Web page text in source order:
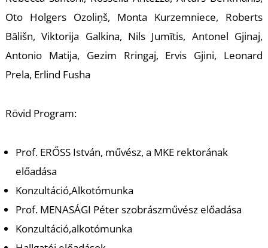
Oto Holgers Ozoliņš, Monta Kurzemniece, Roberts
Bālišn, Viktorija Galkina, Nils Jumītis, Antonel Gjinaj,
Antonio Matija, Gezim Rringaj, Ervis Gjini, Leonard
Prela, Erlind Fusha
Rövid Program:
Prof. ERŐSS István, művész, a MKE rektorának
előadása
Konzultáció,Alkotómunka
Prof. MENASÁGI Péter szobrászművész előadása
Konzultáció,alkotómunka